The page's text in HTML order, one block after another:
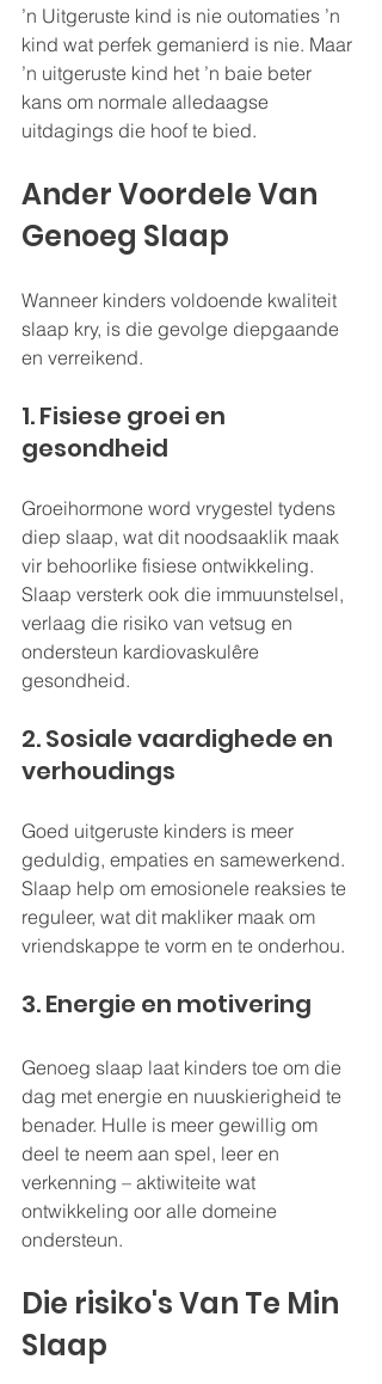
’n Uitgeruste kind is nie outomaties ’n
kind wat perfek gemanierd is nie. Maar
’n uitgeruste kind het ’n baie beter
kans om normale alledaagse
uitdagings die hoof te bied.
Ander Voordele Van
Genoeg Slaap
Wanneer kinders voldoende kwaliteit
slaap kry, is die gevolge diepgaande
en verreikend.
1. Fisiese groei en
gesondheid
Groeihormone word vrygestel tydens
diep slaap, wat dit noodsaaklik maak
vir behoorlike fisiese ontwikkeling.
Slaap versterk ook die immuunstelsel,
verlaag die risiko van vetsug en
ondersteun kardiovaskulêre
gesondheid.
2. Sosiale vaardighede en
verhoudings
Goed uitgeruste kinders is meer
geduldig, empaties en samewerkend.
Slaap help om emosionele reaksies te
reguleer, wat dit makliker maak om
vriendskappe te vorm en te onderhou.
3. Energie en motivering
Genoeg slaap laat kinders toe om die
dag met energie en nuuskierigheid te
benader. Hulle is meer gewillig om
deel te neem aan spel, leer en
verkenning – aktiwiteite wat
ontwikkeling oor alle domeine
ondersteun.
Die risiko's Van Te Min
Slaap